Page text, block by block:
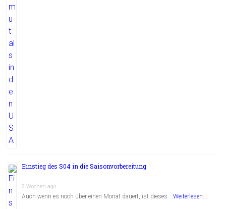
Einstieg des S04 in die Saisonvorbereitung
2 Wochen ago
Auch wenn es noch über einen Monat dauert, ist dieses …Weiterlesen...